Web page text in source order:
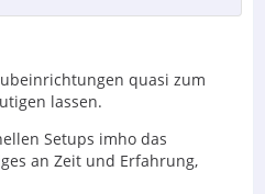
quasi zum
lassen.
Setups imho das
an Zeit und Erfahrung,